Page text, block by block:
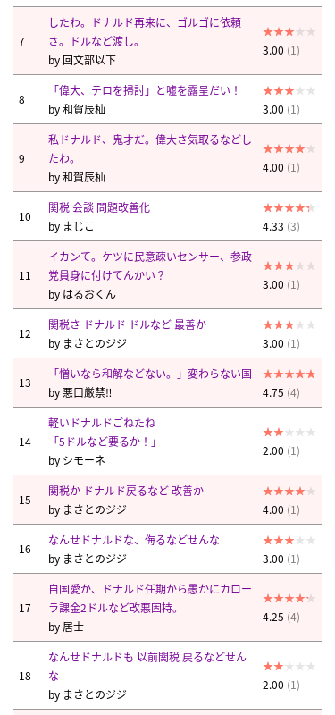
7
したわ。ドナルド再来に、ゴルゴに依頼
さ。ドルなど渡し。
by 回文部以下
3.00 (1)
8
「偉大、テロを掃討」と嘘を露呈だい！
by和賀辰杣 3.00 (1)
9
私ドナルド、鬼才だ。偉大さ気取るなどし
たわ。
by和賀辰杣
4.00 (1)
10
関税 会談 問題改善化
by まじこ 4.33 (3)
11
イカンて。ケツに民意疎いセンサー、参政
党員身に付けてんかい？
by はるおくん
3.00 (1)
12
関税さ ドナルド ドルなど 最善か
by まさとのジジ 3.00 (1)
13
「憎いなら和解などない。」変わらない国
by悪口厳禁‼︎ 4.75 (4)
14
軽いドナルドごねたね
「5ドルなど要るか！」
by シモーネ
2.00 (1)
15
関税か ドナルド戻るなど 改善か
by まさとのジジ 4.00 (1)
16
なんせドナルドな、侮るなどせんな
by まさとのジジ 3.00 (1)
17
自国愛か、ドナルド任期から愚かにカロー
ラ課金2ドルなど改悪固持。
by 居士
4.25 (4)
18
なんせドナルドも 以前関税 戻るなどせん
な
by まさとのジジ
2.00 (1)